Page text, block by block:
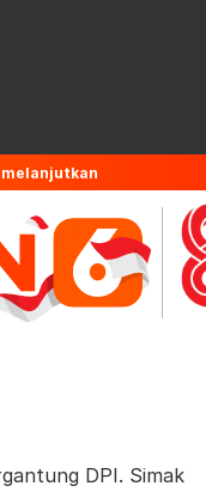
DPI. Simak